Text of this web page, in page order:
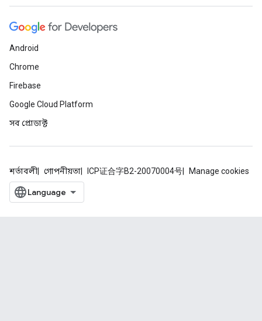
Android
Chrome
Firebase
Google Cloud Platform
সব প্রোডাক্ট
শর্তাবলী গোপনীয়তা ICP证合字B2-20070004号 Manage cookies